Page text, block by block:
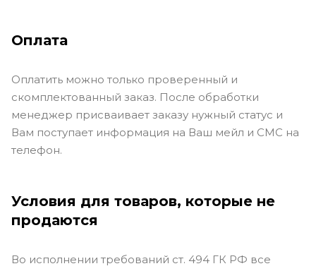
Оплата
Оплатить можно только проверенный и
скомплектованный заказ. После обработки
менеджер присваивает заказу нужный статус и
Вам поступает информация на Ваш мейл и СМС на
телефон.
Условия для товаров, которые не
продаются
Во исполнении требований ст. 494 ГК РФ все